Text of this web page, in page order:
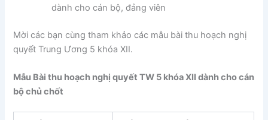
dành cho cán bộ, đảng viên
Mời các bạn cùng tham khảo các mẫu bài thu hoạch nghị
quyết Trung Ương 5 khóa XII.
Mẫu Bài thu hoạch nghị quyết TW 5 khóa XII dành cho cán
bộ chủ chốt